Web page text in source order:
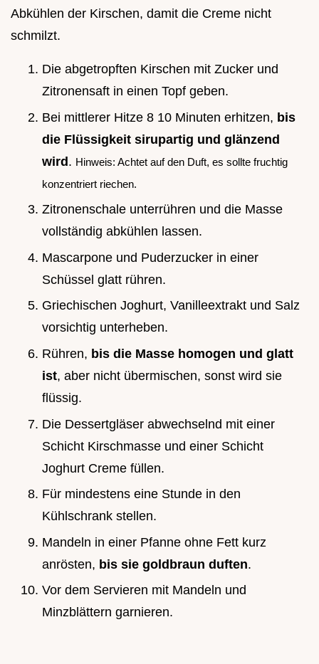
Abkühlen der Kirschen, damit die Creme nicht
schmilzt.
Die abgetropften Kirschen mit Zucker und
Zitronensaft in einen Topf geben.
Bei mittlerer Hitze 8 10 Minuten erhitzen, bis
die Flüssigkeit sirupartig und glänzend
wird. Hinweis: Achtet auf den Duft, es sollte fruchtig
konzentriert riechen.
Zitronenschale unterrühren und die Masse
vollständig abkühlen lassen.
Mascarpone und Puderzucker in einer
Schüssel glatt rühren.
Griechischen Joghurt, Vanilleextrakt und Salz
vorsichtig unterheben.
Rühren, bis die Masse homogen und glatt
ist, aber nicht übermischen, sonst wird sie
flüssig.
Die Dessertgläser abwechselnd mit einer
Schicht Kirschmasse und einer Schicht
Joghurt Creme füllen.
Für mindestens eine Stunde in den
Kühlschrank stellen.
Mandeln in einer Pfanne ohne Fett kurz
anrösten, bis sie goldbraun duften.
Vor dem Servieren mit Mandeln und
Minzblättern garnieren.